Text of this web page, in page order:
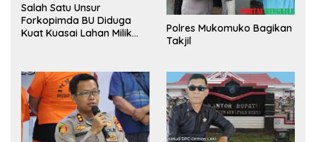
Salah Satu Unsur
Forkopimda BU Diduga
Kuat Kuasai Lahan Milik
Polres Mukomuko Bagikan
Takjil